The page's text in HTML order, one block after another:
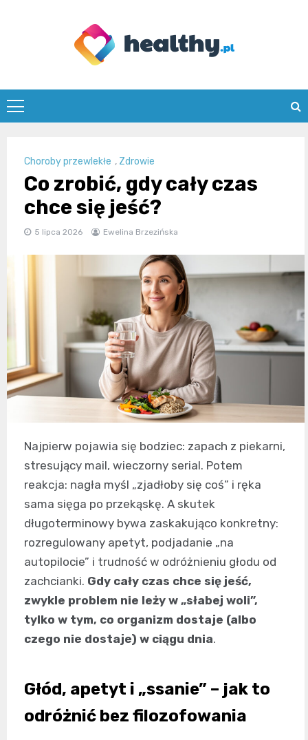
healthy.pl
Choroby przewlekłe , Zdrowie
Co zrobić, gdy cały czas
chce się jeść?
5 lipca 2026 Ewelina Brzezińska
Najpierw pojawia się bodziec: zapach z piekarni,
stresujący mail, wieczorny serial. Potem
reakcja: nagła myśl „zjadłoby się coś” i ręka
sama sięga po przekąskę. A skutek
długoterminowy bywa zaskakująco konkretny:
rozregulowany apetyt, podjadanie „na
autopilocie” i trudność w odróżnieniu głodu od
zachcianki. Gdy cały czas chce się jeść,
zwykle problem nie leży w „słabej woli”,
tylko w tym, co organizm dostaje (albo
czego nie dostaje) w ciągu dnia.
Głód, apetyt i „ssanie” – jak to
odróżnić bez filozofowania